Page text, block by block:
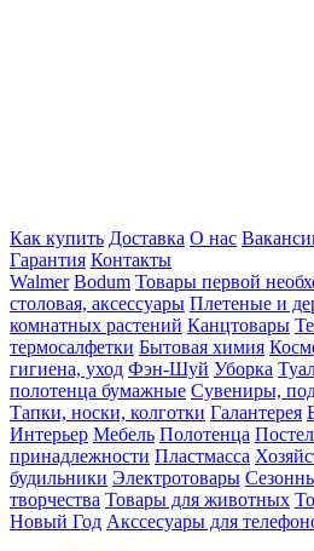
Как купить Доставка О нас
Гарантия Контакты
Walmer Bodum Товары первой
столовая, аксессуары Плетеные и
комнатных растений Канцтовары
термосалфетки Бытовая химия
гигиена, уход Фэн-Шуй Уборка
полотенца бумажные Сувениры,
Тапки, носки, колготки Галантерея
Интерьер Мебель Полотенца
принадлежности Пластмасса
будильники Электротовары
творчества Товары для животных
Новый Год Акссесуары для